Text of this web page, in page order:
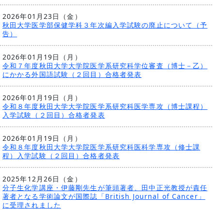
2026年01月23日（金）
秋田大学医学部保健学科３年次編入学試験の廃止について（予
告）
2026年01月19日（月）
令和７年度秋田大学大学院医学系研究科学位審査（博士－乙）
にかかる外国語試験（２回目）合格者発表
2026年01月19日（月）
令和８年度秋田大学大学院医学系研究科医学専攻（博士課程）
入学試験（２回目）合格者発表
2026年01月19日（月）
令和８年度秋田大学大学院医学系研究科医科学専攻（修士課
程）入学試験（２回目）合格者発表
2025年12月26日（金）
分子生化学講座・伊藤剛先生が筆頭著者、田中正光教授が責任
著者となる学術論文が国際誌「British Journal of Cancer」
に受理されました